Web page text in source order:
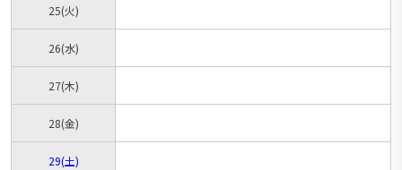
25(火)
26(水)
27(木)
28(金)
29(土)